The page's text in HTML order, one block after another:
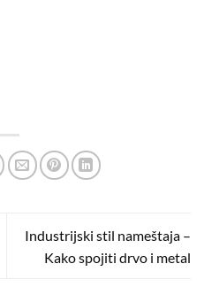
Industrijski stil nameštaja –
Kako spojiti drvo i metal